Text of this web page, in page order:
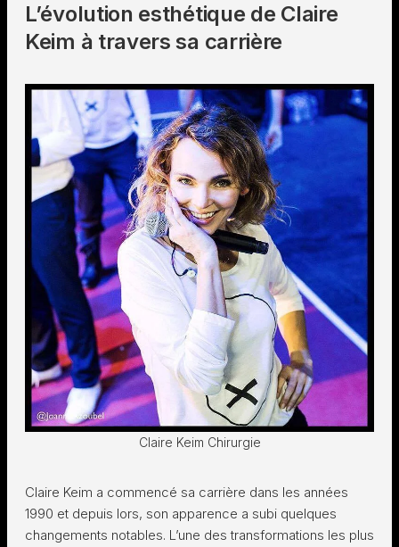
L’évolution esthétique de Claire
Keim à travers sa carrière
Claire Keim Chirurgie
Claire Keim a commencé sa carrière dans les années
1990 et depuis lors, son apparence a subi quelques
changements notables. L’une des transformations les plus